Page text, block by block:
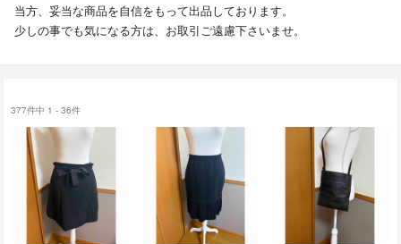
当方、妥当な商品を自信をもって出品しております。
少しの事でも気になる方は、お取引ご遠慮下さいませ。
377件中 1 - 36件